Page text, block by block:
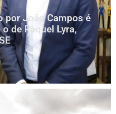
por João Campos é
de Raquel Lyra,